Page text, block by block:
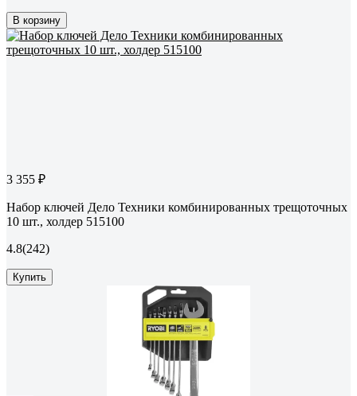
В корзину
3 355 ₽
Набор ключей Дело Техники комбинированных трещоточных
10 шт., холдер 515100
4.8(242)
Купить